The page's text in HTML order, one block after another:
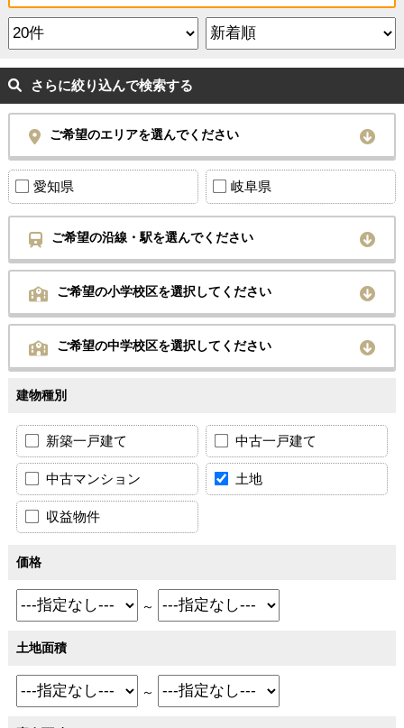
さらに絞り込んで検索する
ご希望のエリアを選んでください
愛知県 岐阜県
ご希望の沿線・駅を選んでください
ご希望の小学校区を選択してください
ご希望の中学校区を選択してください
建物種別
新築一戸建て 中古一戸建て
中古マンション 土地
収益物件
価格
～
土地面積
～